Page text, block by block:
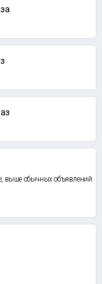
выше обычных объявлений.